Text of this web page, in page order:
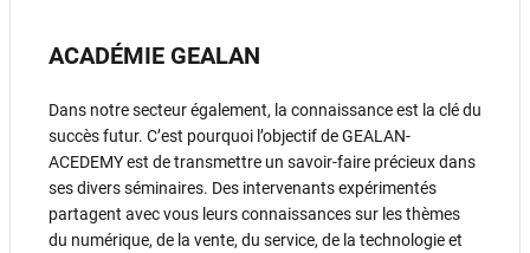
ACADÉMIE GEALAN
Dans notre secteur également, la connaissance est la clé du
succès futur. C’est pourquoi l’objectif de GEALAN-
ACEDEMY est de transmettre un savoir-faire précieux dans
ses divers séminaires. Des intervenants expérimentés
partagent avec vous leurs connaissances sur les thèmes
du numérique, de la vente, du service, de la technologie et